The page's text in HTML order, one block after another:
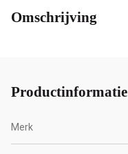
Omschrijving
Productinformatie
Merk